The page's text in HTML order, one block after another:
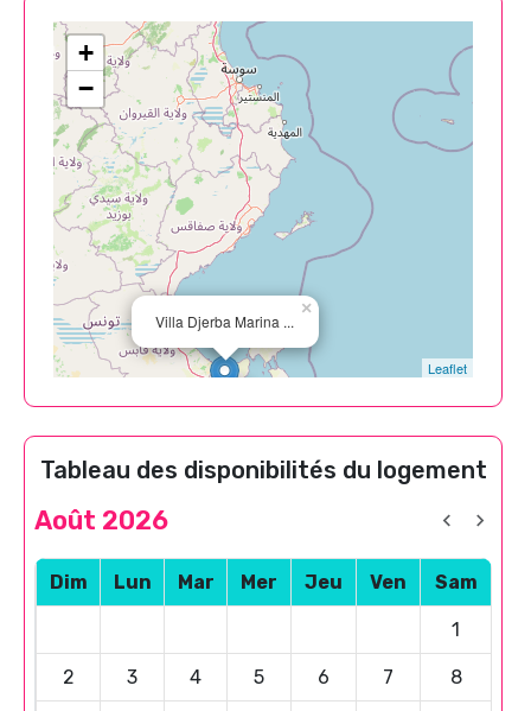
Villa Djerba Marina ...
×
+
−
Leaflet
Tableau des disponibilités du logement
Août 2026
Dim Lun Mar Mer Jeu Ven Sam
1
2 3 4 5 6 7 8